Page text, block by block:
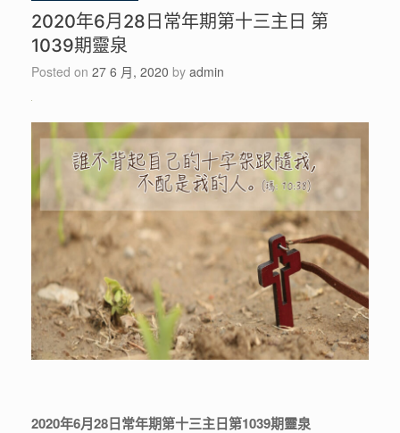
2020年6月28日常年期第十三主日 第
1039期靈泉
Posted on 27 6 月, 2020 by admin
2020年6月28日常年期第十三主日第1039期靈泉